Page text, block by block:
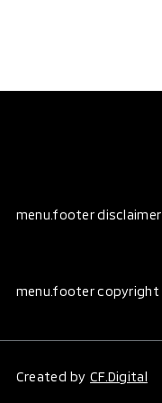
menu.footer disclaimer
menu.footer copyright
Created byCF.Digital